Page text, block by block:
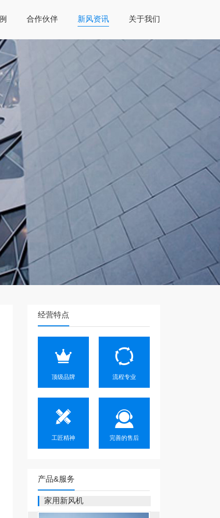
合作伙伴 新风资讯 关于我们
经营特点
顶级品牌 流程专业
工匠精神 完善的售后
产品&服务
家用新风机